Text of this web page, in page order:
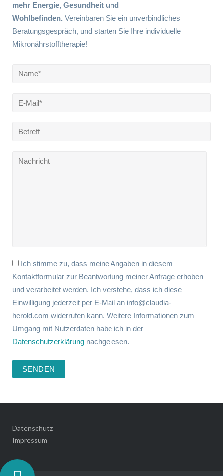
mehr Energie, Gesundheit und
Wohlbefinden. Vereinbaren Sie ein unverbindliches
Beratungsgespräch, und starten Sie Ihre individuelle
Mikronährstofftherapie!
Ich stimme zu, dass meine Angaben in diesem
Kontaktformular zur Beantwortung meiner Anfrage erhoben
und verarbeitet werden. Ich verstehe, dass ich diese
Einwilligung jederzeit per E-Mail an info@claudia-
herold.com widerrufen kann. Weitere Informationen zum
Umgang mit Nutzerdaten habe ich in der
Datenschutzerklärungnachgelesen.
Datenschutz
Impressum